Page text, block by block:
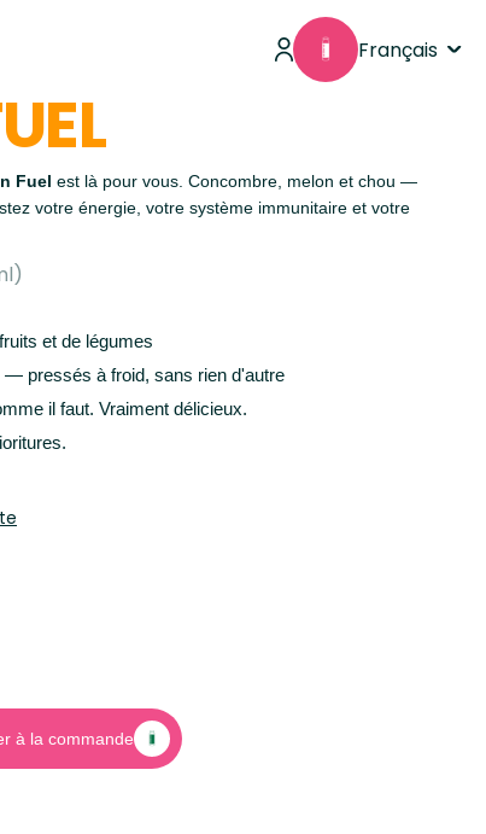
Français
Fuel est là pour vous. Concombre, melon et chou —
votre énergie, votre système immunitaire et votre
et de légumes
— pressés à froid, sans rien d'autre
il faut. Vraiment délicieux.